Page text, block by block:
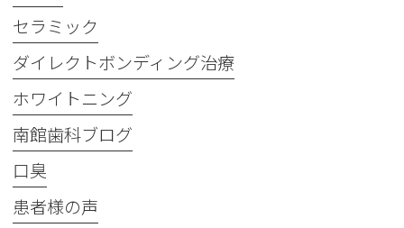
セラミック
ダイレクトボンディング治療
ホワイトニング
南館歯科ブログ
口臭
患者様の声